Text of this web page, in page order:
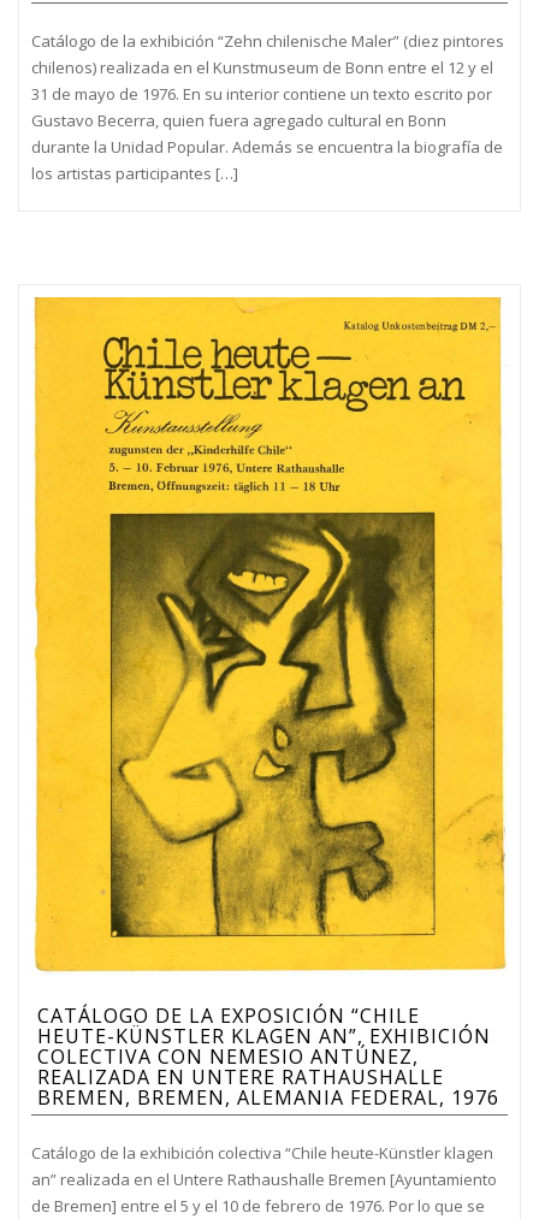
Catálogo de la exhibición “Zehn chilenische Maler” (diez pintores
chilenos) realizada en el Kunstmuseum de Bonn entre el 12 y el
31 de mayo de 1976. En su interior contiene un texto escrito por
Gustavo Becerra, quien fuera agregado cultural en Bonn
durante la Unidad Popular. Además se encuentra la biografía de
los artistas participantes […]
CATÁLOGO DE LA EXPOSICIÓN “CHILE
HEUTE-KÜNSTLER KLAGEN AN”, EXHIBICIÓN
COLECTIVA CON NEMESIO ANTÚNEZ,
REALIZADA EN UNTERE RATHAUSHALLE
BREMEN, BREMEN, ALEMANIA FEDERAL, 1976
Catálogo de la exhibición colectiva “Chile heute-Künstler klagen
an” realizada en el Untere Rathaushalle Bremen [Ayuntamiento
de Bremen] entre el 5 y el 10 de febrero de 1976. Por lo que se